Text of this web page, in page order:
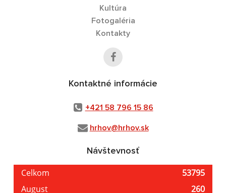
Kultúra
Fotogaléria
Kontakty
Kontaktné informácie
+421 58 796 15 86
hrhov@hrhov.sk
Návštevnosť